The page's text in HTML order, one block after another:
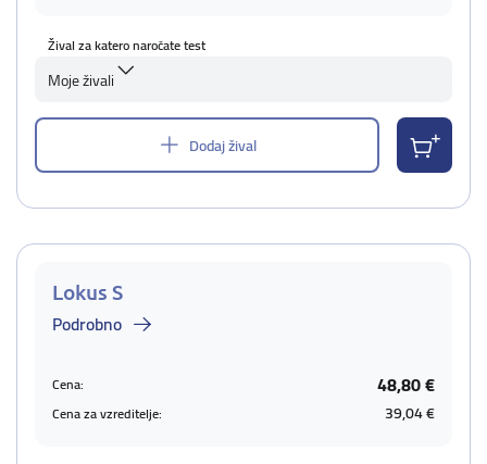
Žival za katero naročate test
Moje živali
Dodaj žival
Lokus S
Podrobno
Cena: 48,80 €
Cena za vzreditelje: 39,04 €